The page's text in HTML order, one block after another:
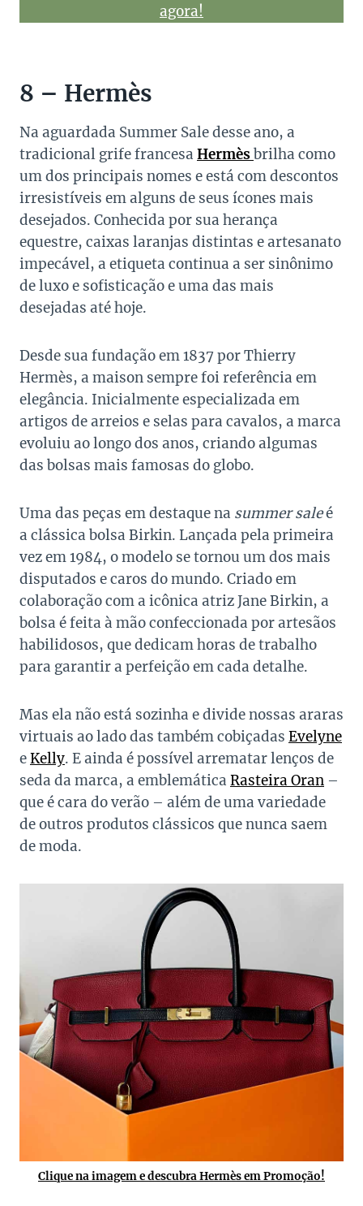
agora!
8 – Hermès
Na aguardada Summer Sale desse ano, a
tradicional grife francesa Hermèsbrilha como
um dos principais nomes e está com descontos
irresistíveis em alguns de seus ícones mais
desejados. Conhecida por sua herança
equestre, caixas laranjas distintas e artesanato
impecável, a etiqueta continua a ser sinônimo
de luxo e sofisticação e uma das mais
desejadas até hoje.
Desde sua fundação em 1837 por Thierry
Hermès, a maison sempre foi referência em
elegância. Inicialmente especializada em
artigos de arreios e selas para cavalos, a marca
evoluiu ao longo dos anos, criando algumas
das bolsas mais famosas do globo.
Uma das peças em destaque na summer saleé
a clássica bolsa Birkin. Lançada pela primeira
vez em 1984, o modelo se tornou um dos mais
disputados e caros do mundo. Criado em
colaboração com a icônica atriz Jane Birkin, a
bolsa é feita à mão confeccionada por artesãos
habilidosos, que dedicam horas de trabalho
para garantir a perfeição em cada detalhe.
Mas ela não está sozinha e divide nossas araras
virtuais ao lado das também cobiçadas Evelyne
eKelly. E ainda é possível arrematar lenços de
seda da marca, a emblemática Rasteira Oran –
que é cara do verão – além de uma variedade
de outros produtos clássicos que nunca saem
de moda.
Clique na imagem e descubra Hermès em Promoção!